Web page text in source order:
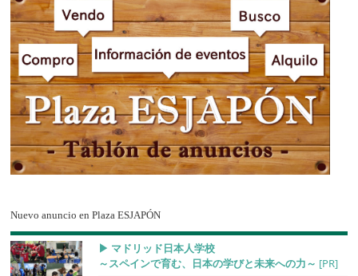
Nuevo anuncio en Plaza ESJAPÓN
▶︎ マドリッド日本人学校
～スペインで育む、日本の学びと未来への力～ [PR]